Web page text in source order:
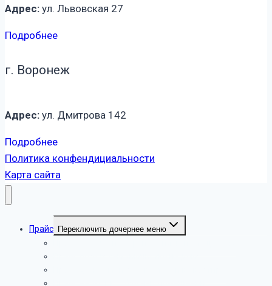
Адрес: ул. Львовская 27
Подробнее
г. Воронеж
Адрес: ул. Дмитрова 142
Подробнее
Политика конфендициальности
Карта сайта
Прайс Переключить дочернее меню